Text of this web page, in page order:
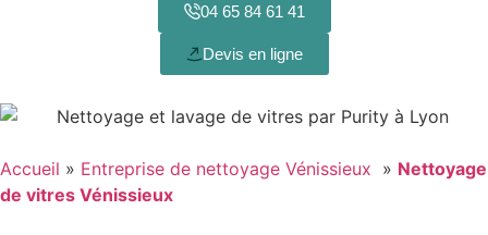
04 65 84 61 41
Devis en ligne
Accueil » Entreprise de nettoyage Vénissieux » Nettoyage
de vitres Vénissieux